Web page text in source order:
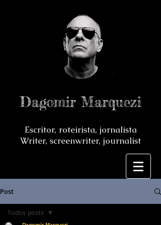
Dagomir Marquezi
Escritor, roteirista, jornalista
Writer, screenwriter, journalist
Post
Todos posts